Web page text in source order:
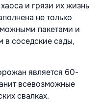
и грязи их жизнь
не только
пакетами и
в соседские сады,
является 60-
всевозможные
свалках.